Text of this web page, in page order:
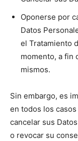
Oponerse por
Datos
el Tratamiento
momento, a fin
mismos.
Sin embargo, es
en todos los
cancelar sus
o revocar su